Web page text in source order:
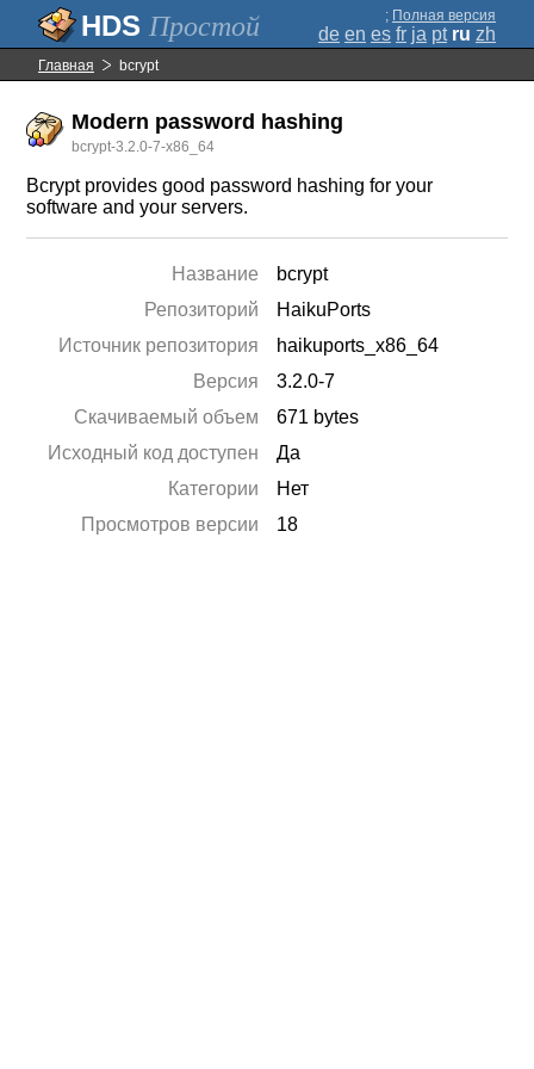
Простой ; Полная версия
de en es fr ja pt ru zh
Главная bcrypt
Modern password hashing
bcrypt-3.2.0-7-x86_64
Bcrypt provides good password hashing for your
software and your servers.
Название
bcrypt
Репозиторий
HaikuPorts
Источник репозитория
haikuports_x86_64
Версия
3.2.0-7
Скачиваемый объем
671 bytes
Исходный код доступен
Да
Категории
Нет
Просмотров версии
18